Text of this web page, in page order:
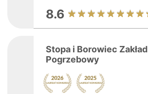
8.6
Stopa i Borowiec Zakład
Pogrzebowy